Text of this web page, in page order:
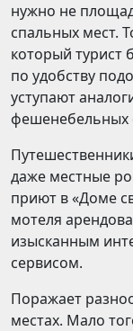
нужно не
спальных мест.
который турист
по удобству
уступают
фешенебельных
даже местные
приют в «Доме
мотеля
изысканным
сервисом.
Поражает
местах. Мало